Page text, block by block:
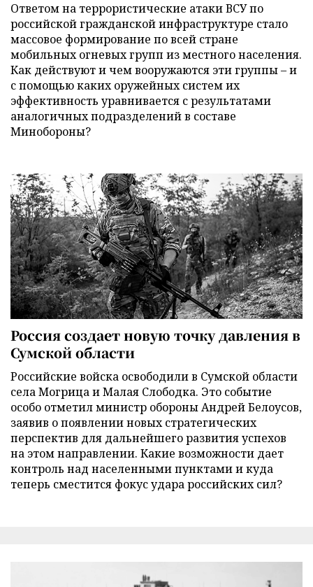
Ответом на террористические атаки ВСУ по
российской гражданской инфраструктуре стало
массовое формирование по всей стране
мобильных огневых групп из местного населения.
Как действуют и чем вооружаются эти группы – и
с помощью каких оружейных систем их
эффективность уравнивается с результатами
аналогичных подразделений в составе
Минобороны?
Россия создает новую точку давления в
Сумской области
Российские войска освободили в Сумской области
села Могрица и Малая Слободка. Это событие
особо отметил министр обороны Андрей Белоусов,
заявив о появлении новых стратегических
перспектив для дальнейшего развития успехов
на этом направлении. Какие возможности дает
контроль над населенными пунктами и куда
теперь сместится фокус удара российских сил?